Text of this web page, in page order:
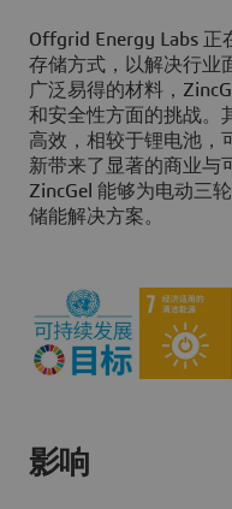
Offgrid Energy Labs 正
存储方式，以解决行业
广泛易得的材料，
和安全性方面的挑战。
高效，相较于锂电池，
新带来了显著的商业与
ZincGel 能够为电动三
储能解决方案。
影响